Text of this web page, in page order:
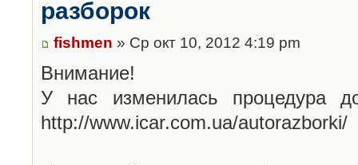
разборок
fishmen » Ср окт 10, 2012 4:19 pm
Внимание!
У нас изменилась процедура
http://www.icar.com.ua/autorazborki/